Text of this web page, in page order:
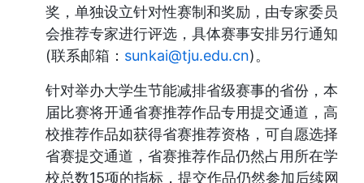
奖，单独设立针对性赛制和奖励，由专家委员
会推荐专家进行评选，具体赛事安排另行通知
(联系邮箱： sunkai@tju.edu.cn)。
针对举办大学生节能减排省级赛事的省份，本
届比赛将开通省赛推荐作品专用提交通道，高
校推荐作品如获得省赛推荐资格，可自愿选择
省赛提交通道，省赛推荐作品仍然占用所在学
校总数15项的指标，提交作品仍然参加后续网